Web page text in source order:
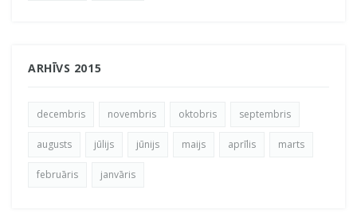
ARHĪVS 2015
decembris novembris oktobris septembris
augusts jūlijs jūnijs maijs aprīlis marts
februāris janvāris